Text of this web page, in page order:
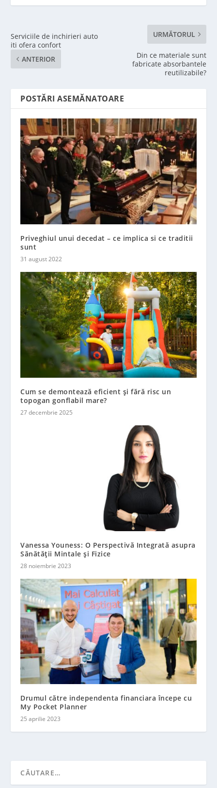
Serviciile de inchirieri auto
iti ofera confort
ANTERIOR
URMĂTORUL
Din ce materiale sunt
fabricate absorbantele
reutilizabile?
POSTĂRI ASEMĂNATOARE
Priveghiul unui decedat – ce implica si ce traditii
sunt
31 august 2022
Cum se demontează eficient și fără risc un
topogan gonflabil mare?
27 decembrie 2025
Vanessa Youness: O Perspectivă Integrată asupra
Sănătății Mintale și Fizice
28 noiembrie 2023
Drumul către independenta financiara începe cu
My Pocket Planner
25 aprilie 2023